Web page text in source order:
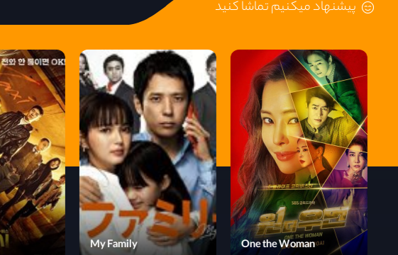
قسمت 12
قسمت 13
قسمت 14
قسمت 15
پیشنهاد میکنیم تماشا کنید
My Family
Taxi Driver